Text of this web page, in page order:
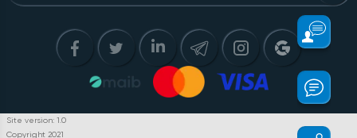
Site version: 1.0
Copyright 2021